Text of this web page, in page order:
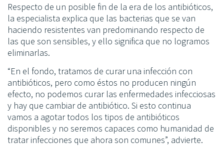
Respecto de un posible fin de la era de los antibióticos,
la especialista explica que las bacterias que se van
haciendo resistentes van predominando respecto de
las que son sensibles, y ello significa que no logramos
eliminarlas.
“En el fondo, tratamos de curar una infección con
antibióticos, pero como éstos no producen ningún
efecto, no podemos curar las enfermedades infecciosas
y hay que cambiar de antibiótico. Si esto continua
vamos a agotar todos los tipos de antibióticos
disponibles y no seremos capaces como humanidad de
tratar infecciones que ahora son comunes”, advierte.